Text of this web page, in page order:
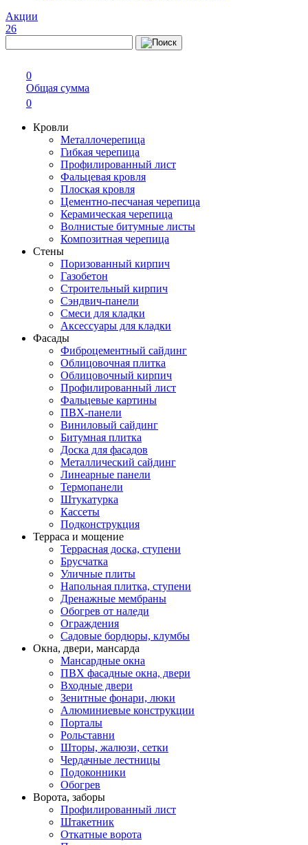
Акции
26
0
Общая сумма
0
Кровли
Металлочерепица
Гибкая черепица
Профилированный лист
Фальцевая кровля
Плоская кровля
Цементно-песчаная черепица
Керамическая черепица
Волнистые битумные листы
Композитная черепица
Стены
Поризованный кирпич
Газобетон
Строительный кирпич
Сэндвич-панели
Смеси для кладки
Аксессуары для кладки
Фасады
Фиброцементный сайдинг
Облицовочная плитка
Облицовочный кирпич
Профилированный лист
Фальцевые картины
ПВХ-панели
Виниловый сайдинг
Битумная плитка
Доска для фасадов
Металлический сайдинг
Линеарные панели
Термопанели
Штукатурка
Кассеты
Подконструкция
Терраса и мощение
Террасная доска, ступени
Брусчатка
Уличные плиты
Напольная плитка, ступени
Дренажные мембраны
Обогрев от наледи
Ограждения
Садовые бордюры, клумбы
Окна, двери, мансарда
Мансардные окна
ПВХ фасадные окна, двери
Входные двери
Зенитные фонари, люки
Алюминиевые конструкции
Порталы
Рольставни
Шторы, жалюзи, сетки
Чердачные лестницы
Подоконники
Обогрев
Ворота, заборы
Профилированный лист
Штакетник
Откатные ворота